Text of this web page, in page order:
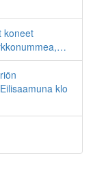
koneet
klo